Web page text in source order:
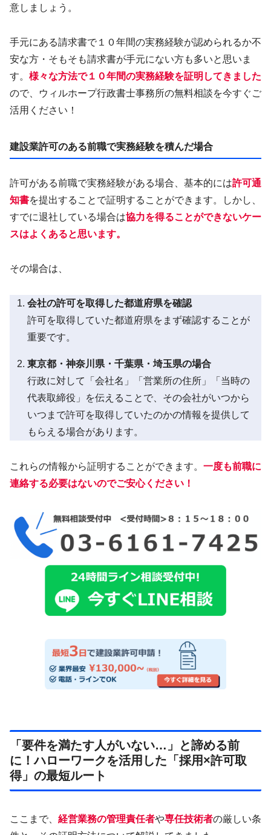
意しましょう。
手元にある請求書で１０年間の実務経験が認められるか不
安な方・そもそも請求書が手元にない方も多いと思いま
す。 様々な方法で１０年間の実務経験を証明してきました
ので、ウィルホープ行政書士事務所の無料相談を今すぐご
活用ください！
建設業許可のある前職で実務経験を積んだ場合
許可がある前職で実務経験がある場合、基本的には許可通
知書を提出することで証明することができます。しかし、
すでに退社している場合は協力を得ることができないケー
スはよくあると思います。
その場合は、
会社の許可を取得した都道府県を確認
許可を取得していた都道府県をまず確認することが
重要です。
東京都・神奈川県・千葉県・埼玉県の場合
行政に対して「会社名」「営業所の住所」「当時の
代表取締役」を伝えることで、その会社がいつから
いつまで許可を取得していたのかの情報を提供して
もらえる場合があります。
これらの情報から証明することができます。 一度も前職に
連絡する必要はないのでご安心ください！
「要件を満たす人がいない…」と諦める前
に！ハローワークを活用した「採用×許可取
得」の最短ルート
ここまで、 経営業務の管理責任者や専任技術者の厳しい条